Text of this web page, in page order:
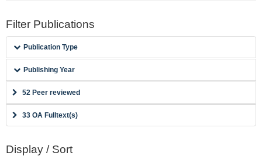
Filter Publications
Publication Type
Publishing Year
52 Peer reviewed
33 OA Fulltext(s)
Display / Sort